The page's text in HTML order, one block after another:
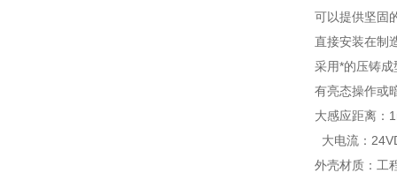
可以提供坚固
直接安装在制
采用*的压铸
有亮态操作或
大感应距离：
大电流：
外壳材质：工